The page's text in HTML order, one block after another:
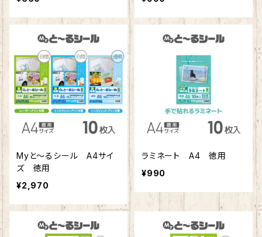
Myと～るシール A4サイ
ズ 徳用
¥2,970
ラミネート A4 徳用
¥990